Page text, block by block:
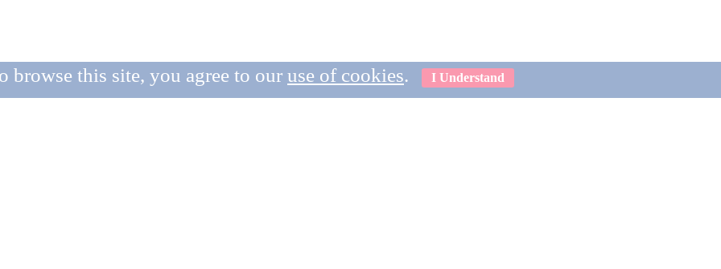
browse this site, you agree to our use of cookies. I Understand